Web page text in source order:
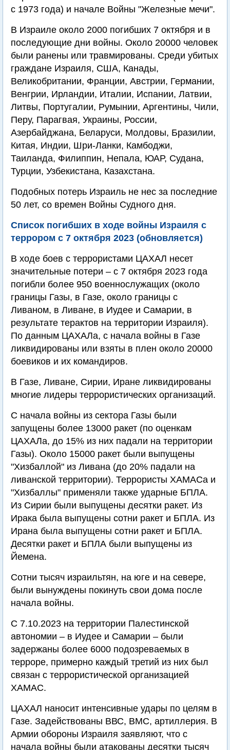
с 1973 года) и начале Войны "Железные мечи".
В Израиле около 2000 погибших 7 октября и в
последующие дни войны. Около 20000 человек
были ранены или травмированы. Среди убитых
граждане Израиля, США, Канады,
Великобритании, Франции, Австрии, Германии,
Венгрии, Ирландии, Италии, Испании, Латвии,
Литвы, Португалии, Румынии, Аргентины, Чили,
Перу, Парагвая, Украины, России,
Азербайджана, Беларуси, Молдовы, Бразилии,
Китая, Индии, Шри-Ланки, Камбоджи,
Таиланда, Филиппин, Непала, ЮАР, Судана,
Турции, Узбекистана, Казахстана.
Подобных потерь Израиль не нес за последние
50 лет, со времен Войны Судного дня.
Список погибших в ходе войны Израиля с
террором с 7 октября 2023 (обновляется)
В ходе боев с террористами ЦАХАЛ несет
значительные потери – с 7 октября 2023 года
погибли более 950 военнослужащих (около
границы Газы, в Газе, около границы с
Ливаном, в Ливане, в Иудее и Самарии, в
результате терактов на территории Израиля).
По данным ЦАХАЛа, с начала войны в Газе
ликвидированы или взяты в плен около 20000
боевиков и их командиров.
В Газе, Ливане, Сирии, Иране ликвидированы
многие лидеры террористических организаций.
С начала войны из сектора Газы были
запущены более 13000 ракет (по оценкам
ЦАХАЛа, до 15% из них падали на территории
Газы). Около 15000 ракет были выпущены
"Хизбаллой" из Ливана (до 20% падали на
ливанской территории). Террористы ХАМАСа и
"Хизбаллы" применяли также ударные БПЛА.
Из Сирии были выпущены десятки ракет. Из
Ирака была выпущены сотни ракет и БПЛА. Из
Ирана была выпущены сотни ракет и БПЛА.
Десятки ракет и БПЛА были выпущены из
Йемена.
Сотни тысяч израильтян, на юге и на севере,
были вынуждены покинуть свои дома после
начала войны.
С 7.10.2023 на территории Палестинской
автономии – в Иудее и Самарии – были
задержаны более 6000 подозреваемых в
терроре, примерно каждый третий из них был
связан с террористической организацией
ХАМАС.
ЦАХАЛ наносит интенсивные удары по целям в
Газе. Задействованы ВВС, ВМС, артиллерия. В
Армии обороны Израиля заявляют, что с
начала войны были атакованы десятки тысяч